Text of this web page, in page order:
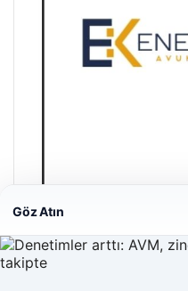
Enes Kaplan Avukatlık
28/04/2026
Göz Atın